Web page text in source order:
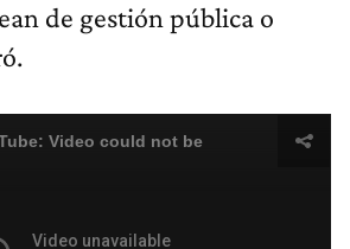
de gestión pública o